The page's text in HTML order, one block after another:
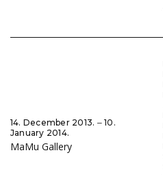
14. December 2013. ‒ 10.
January 2014.
MaMu Gallery